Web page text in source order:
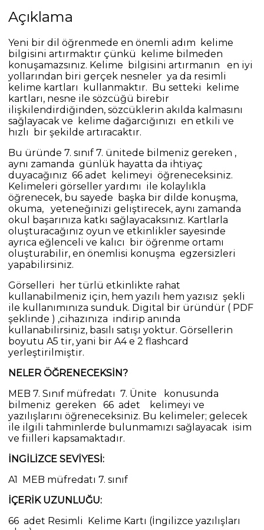
Açıklama
Yeni bir dil öğrenmede en önemli adım kelime
bilgisini artırmaktır çünkü kelime bilmeden
konuşamazsınız. Kelime bilgisini artırmanın en iyi
yollarından biri gerçek nesneler ya da resimli
kelime kartları kullanmaktır. Bu setteki kelime
kartları, nesne ile sözcüğü birebir
ilişkilendirdiğinden, sözcüklerin akılda kalmasını
sağlayacak ve kelime dağarcığınızı en etkili ve
hızlı bir şekilde artıracaktır.
Bu üründe 7. sınıf 7. ünitede bilmeniz gereken ,
aynı zamanda günlük hayatta da ihtiyaç
duyacağınız 66 adet kelimeyi öğreneceksiniz.
Kelimeleri görseller yardımı ile kolaylıkla
öğrenecek, bu sayede başka bir dilde konuşma,
okuma, yeteneğinizi geliştirecek, aynı zamanda
okul başarınıza katkı sağlayacaksınız. Kartlarla
oluşturacağınız oyun ve etkinlikler sayesinde
ayrıca eğlenceli ve kalıcı bir öğrenme ortamı
oluşturabilir, en önemlisi konuşma egzersizleri
yapabilirsiniz.
Görselleri her türlü etkinlikte rahat
kullanabilmeniz için, hem yazılı hem yazısız şekli
ile kullanımınıza sunduk. Digital bir üründür ( PDF
şeklinde ) ,cihazınıza indirip anında
kullanabilirsiniz, basılı satışı yoktur. Görsellerin
boyutu A5 tir, yani bir A4 e 2 flashcard
yerleştirilmiştir.
NELER ÖĞRENECEKSİN?
MEB 7. Sınıf müfredatı 7. Ünite konusunda
bilmeniz gereken 66 adet kelimeyi ve
yazılışlarını öğreneceksiniz. Bu kelimeler; gelecek
ile ilgili tahminlerde bulunmamızı sağlayacak isim
ve fiilleri kapsamaktadır.
İNGİLİZCE SEVİYESİ:
A1 MEB müfredatı 7. sınıf
İÇERİK UZUNLUĞU:
66 adet Resimli Kelime Kartı (İngilizce yazılışları